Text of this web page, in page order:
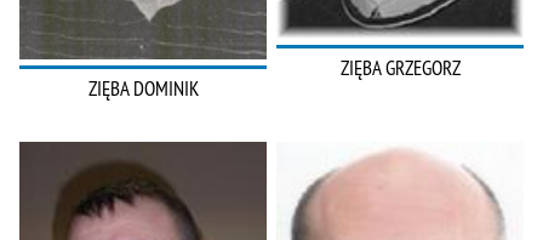
ZIĘBA DOMINIK
ZIĘBA GRZEGORZ